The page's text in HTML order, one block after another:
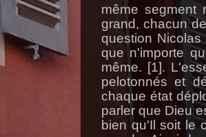
même segment
grand, chacun
question
que n'importe
même. [1].
pelotonnés et
chaque état
parler que Dieu
bien qu'Il soit le